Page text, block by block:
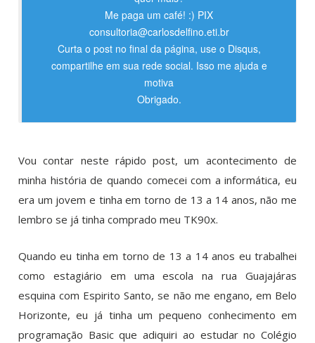
Me paga um café! :) PIX
consultoria@carlosdelfino.eti.br
Curta o post no final da página, use o Disqus,
compartilhe em sua rede social. Isso me ajuda e
motiva
Obrigado.
Vou contar neste rápido post, um acontecimento de
minha história de quando comecei com a informática, eu
era um jovem e tinha em torno de 13 a 14 anos, não me
lembro se já tinha comprado meu TK90x.
Quando eu tinha em torno de 13 a 14 anos eu trabalhei
como estagiário em uma escola na rua Guajajáras
esquina com Espirito Santo, se não me engano, em Belo
Horizonte, eu já tinha um pequeno conhecimento em
programação Basic que adiquiri ao estudar no Colégio